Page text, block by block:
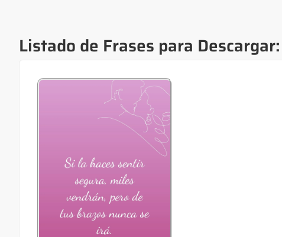
Listado de Frases para Descargar: